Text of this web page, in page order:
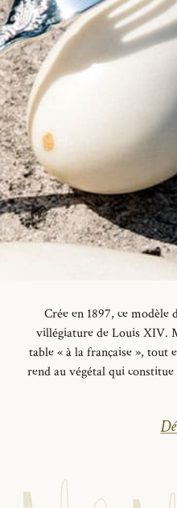
Crée en 1897, ce
villégiature de Louis XIV.
table « à la française », tout
rend au végétal qui